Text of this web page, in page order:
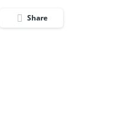
Share